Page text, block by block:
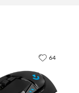
64